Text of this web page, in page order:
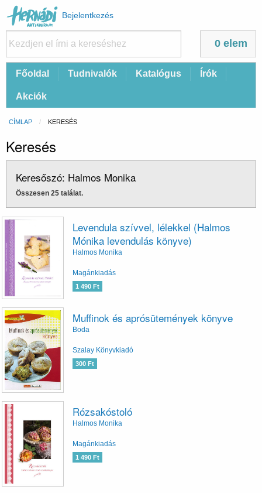
Felhasználói
fiók
menüje
Bejelentkezés
0 elem
FőFőoldal Tudnivalók Katalógus Írók
Akciók
Morzsa
CÍMLAP CURRENT:
KERESÉS
Keresés
Keresőszó: Halmos Monika
Összesen 25 találat.
Levendula szívvel, lélekkel (Halmos
Mónika levendulás könyve)
Halmos Monika
Magánkiadás
1 490 Ft
Muffinok és aprósütemények könyve
Boda
Szalay Könyvkiadó
300 Ft
Rózsakóstoló
Halmos Monika
Magánkiadás
1 490 Ft